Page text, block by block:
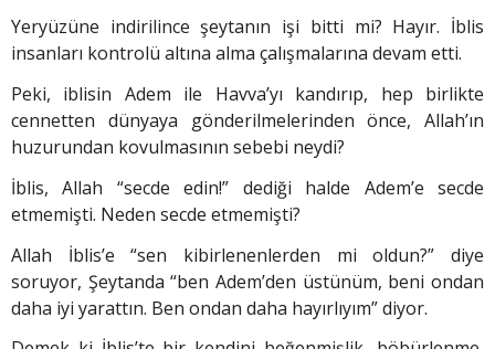
Yeryüzüne indirilince şeytanın işi bitti mi? Hayır. İblis
insanları kontrolü altına alma çalışmalarına devam etti.
Peki, iblisin Adem ile Havva’yı kandırıp, hep birlikte
cennetten dünyaya gönderilmelerinden önce, Allah’ın
huzurundan kovulmasının sebebi neydi?
İblis, Allah “secde edin!” dediği halde Adem’e secde
etmemişti. Neden secde etmemişti?
Allah İblis’e “sen kibirlenenlerden mi oldun?” diye
soruyor, Şeytanda “ben Adem’den üstünüm, beni ondan
daha iyi yarattın. Ben ondan daha hayırlıyım” diyor.